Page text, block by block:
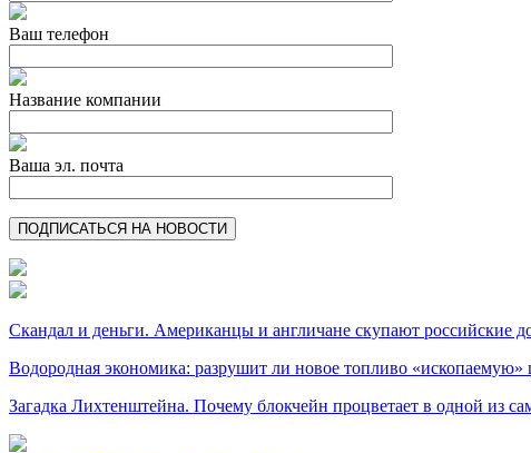
Ваш телефон
Название компании
Ваша эл. почта
Скандал и деньги. Американцы и англичане скупают российские
Водородная экономика: разрушит ли новое топливо
Загадка Лихтенштейна. Почему блокчейн процветает в одной из